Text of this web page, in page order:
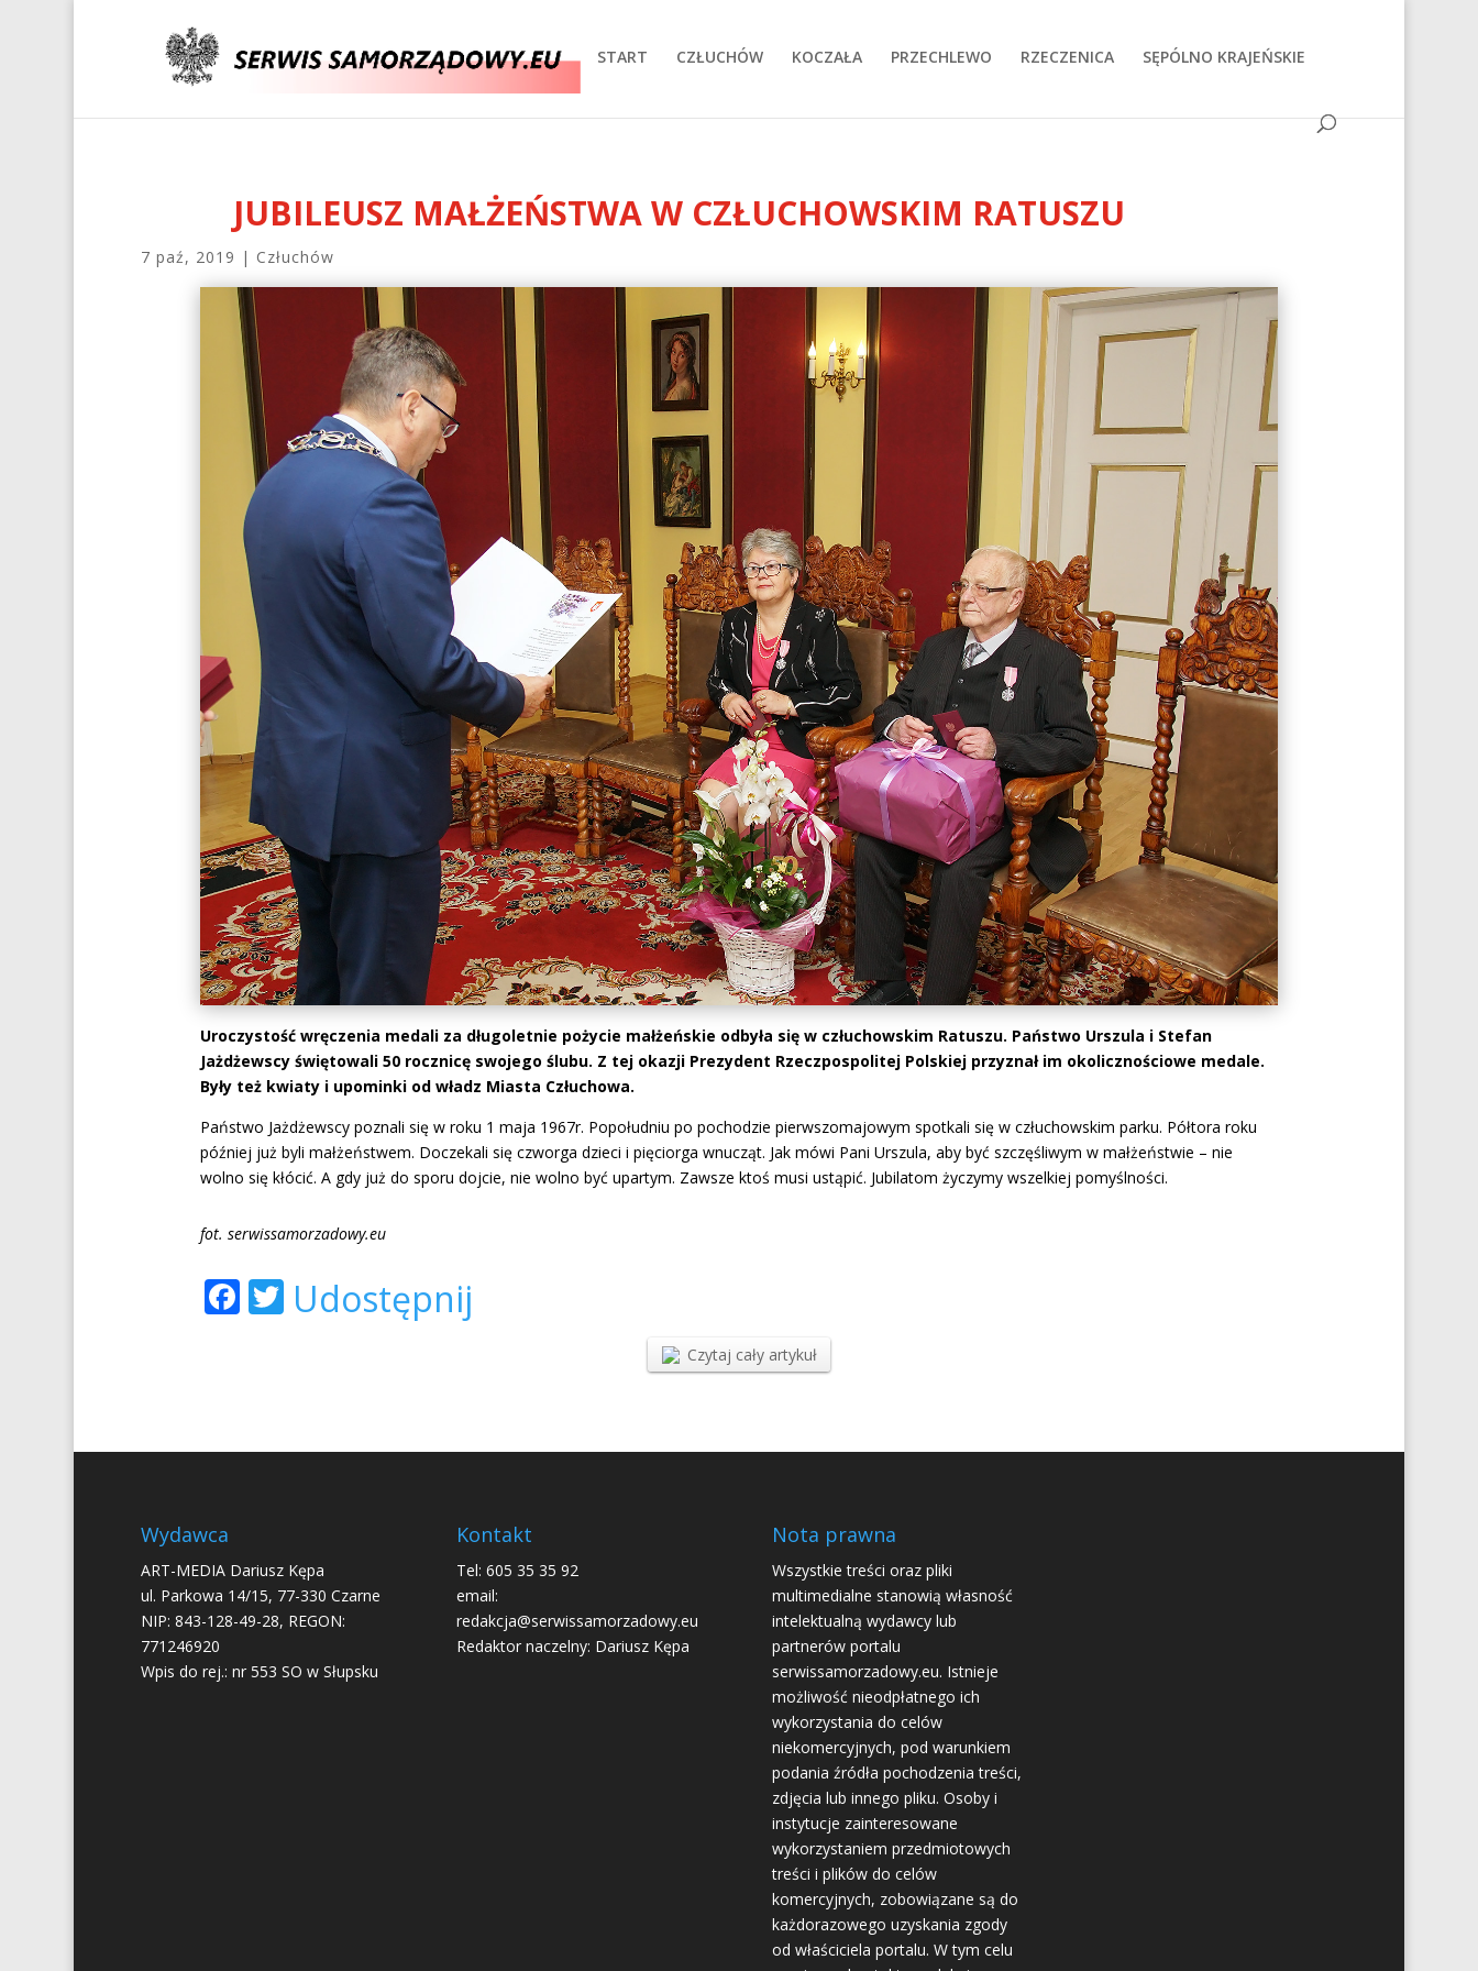
START CZŁUCHÓW KOCZAŁA PRZECHLEWO RZECZENICA SĘPÓLNO KRAJEŃSKIE
JUBILEUSZ MAŁŻEŃSTWA W CZŁUCHOWSKIM RATUSZU
7 paź, 2019 | Człuchów
Uroczystość wręczenia medali za długoletnie pożycie małżeńskie odbyła się w człuchowskim Ratuszu. Państwo Urszula i Stefan
Jażdżewscy świętowali 50 rocznicę swojego ślubu. Z tej okazji Prezydent Rzeczpospolitej Polskiej przyznał im okolicznościowe medale.
Były też kwiaty i upominki od władz Miasta Człuchowa.
Państwo Jażdżewscy poznali się w roku 1 maja 1967r. Popołudniu po pochodzie pierwszomajowym spotkali się w człuchowskim parku. Półtora roku
później już byli małżeństwem. Doczekali się czworga dzieci i pięciorga wnucząt. Jak mówi Pani Urszula, aby być szczęśliwym w małżeństwie – nie
wolno się kłócić. A gdy już do sporu dojcie, nie wolno być upartym. Zawsze ktoś musi ustąpić. Jubilatom życzymy wszelkiej pomyślności.
fot. serwissamorzadowy.eu
Facebook
Twitter
Udostępnij
Czytaj cały artykuł
Wydawca
ART-MEDIA Dariusz Kępa
ul. Parkowa 14/15, 77-330 Czarne
NIP: 843-128-49-28, REGON:
771246920
Wpis do rej.: nr 553 SO w Słupsku
Kontakt
Tel: 605 35 35 92
email:
redakcja@serwissamorzadowy.eu
Redaktor naczelny: Dariusz Kępa
Nota prawna
Wszystkie treści oraz pliki
multimedialne stanowią własność
intelektualną wydawcy lub
partnerów portalu
serwissamorzadowy.eu. Istnieje
możliwość nieodpłatnego ich
wykorzystania do celów
niekomercyjnych, pod warunkiem
podania źródła pochodzenia treści,
zdjęcia lub innego pliku. Osoby i
instytucje zainteresowane
wykorzystaniem przedmiotowych
treści i plików do celów
komercyjnych, zobowiązane są do
każdorazowego uzyskania zgody
od właściciela portalu. W tym celu